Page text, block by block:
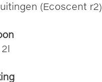
(Ecoscent r2)